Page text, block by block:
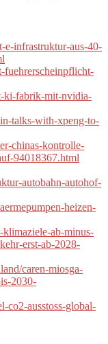
e-infrastruktur-aus-40-
fuehrerscheinpflicht-
ki-fabrik-mit-nvidia-
talks-with-xpeng-to-
chinas-kontrolle-
94018367.html
autobahn-autohof-
heizen-
ab-minus-
erst-ab-2028-
caren-miosga-
2030-
co2-ausstoss-global-